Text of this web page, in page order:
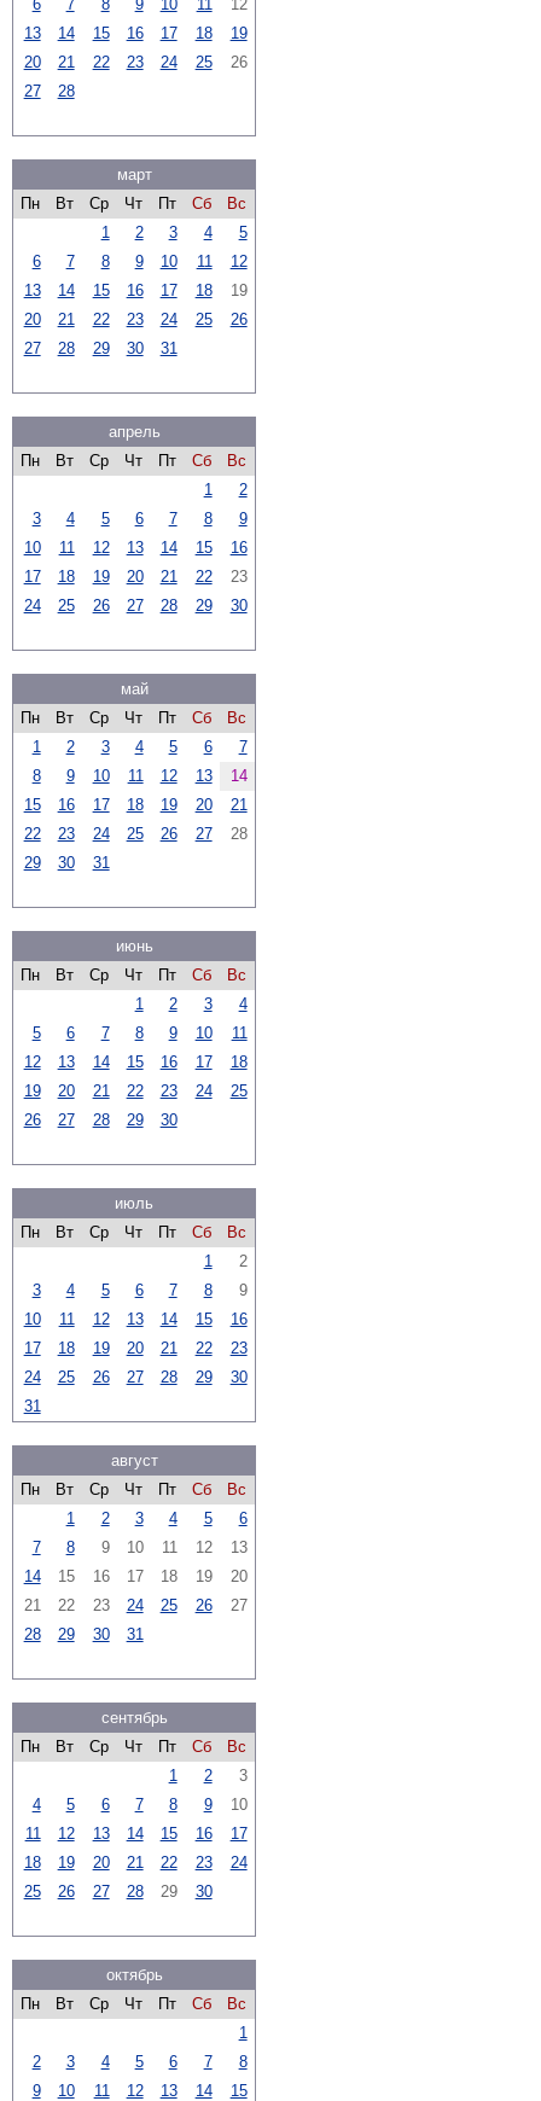
6 7 8 9 10 11
12
13
14 15 16 17 18
19
20
21 22 23 24 25
26
27
28
март
Пн
Вт Ср Чт Пт Сб
Вс
1
2 3 4
5
6
7 8 9 10 11
12
13
14 15 16 17 18
19
20
21 22 23 24 25
26
27
28 29 30 31
апрель
Пн
Вт Ср Чт Пт Сб
Вс
1
2
3
4 5 6 7 8
9
10
11 12 13 14 15
16
17
18 19 20 21 22
23
24
25 26 27 28 29 30
май
Пн
Вт Ср Чт Пт Сб
Вс
1
2 3 4 5 6
7
8
9 10 11 12 13
14
15
16 17 18 19 20
21
22
23 24 25 26 27
28
29
30 31
июнь
Пн
Вт Ср Чт Пт Сб
Вс
1
2 3
4
5
6 7 8 9 10
11
12
13 14 15 16 17
18
19
20 21 22 23 24
25
26
27 28 29 30
июль
Пн
Вт Ср Чт Пт Сб
Вс
1
2
3
4 5 6 7 8
9
10
11 12 13 14 15
16
17
18 19 20 21 22
23
24
25 26 27 28 29
30
31
август
Пн
Вт Ср Чт Пт Сб
Вс
1
2 3 4 5
6
7
8 9 10 11 12
13
14
15 16 17 18 19
20
21
22 23 24 25 26
27
28
29 30 31
сентябрь
Пн
Вт Ср Чт Пт Сб
Вс
1
2
3
4
5 6 7 8 9
10
11
12 13 14 15 16
17
18
19 20 21 22 23
24
25
26 27 28 29 30
октябрь
Пн
Вт Ср Чт Пт Сб
Вс
1
2
3 4 5 6 7
8
9
10 11 12 13 14
15